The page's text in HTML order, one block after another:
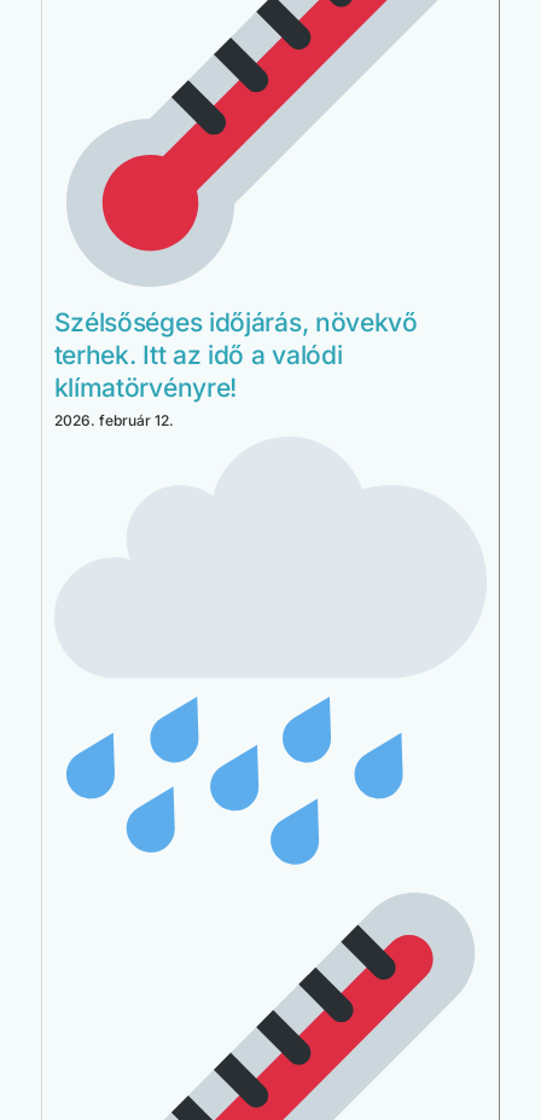
Szélsőséges időjárás, növekvő
terhek. Itt az idő a valódi
klímatörvényre!
2026. február 12.